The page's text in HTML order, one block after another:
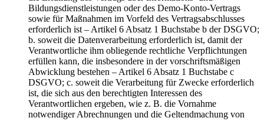
Bildungsdienstleistungen oder des Demo-Konto-Vertrags
sowie für Maßnahmen im Vorfeld des Vertragsabschlusses
erforderlich ist – Artikel 6 Absatz 1 Buchstabe b der DSGVO;
b. soweit die Datenverarbeitung erforderlich ist, damit der
Verantwortliche ihm obliegende rechtliche Verpflichtungen
erfüllen kann, die insbesondere in der vorschriftsmäßigen
Abwicklung bestehen – Artikel 6 Absatz 1 Buchstabe c
DSGVO; c. soweit die Verarbeitung für Zwecke erforderlich
ist, die sich aus den berechtigten Interessen des
Verantwortlichen ergeben, wie z. B. die Vornahme
notwendiger Abrechnungen und die Geltendmachung von